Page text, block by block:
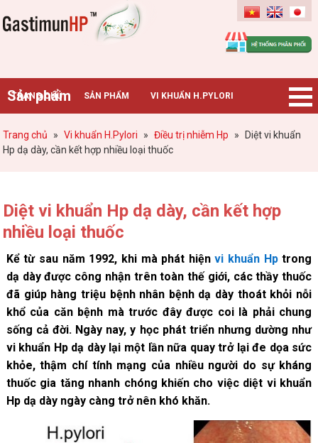
Gastimunhp
Sản phẩm
TRANG CHỦ SẢN PHẨM VI KHUẨN H.PYLORI
BỆNH DẠ DÀY TIN TỨC – SỰ KIỆN HƯỚNG DẪN MUA HÀNG
Trang chủ » Vi khuẩn H.Pylori » Điều trị nhiễm Hp »
Diệt vi khuẩn
Hp dạ dày, cần kết hợp nhiều loại thuốc
Diệt vi khuẩn Hp dạ dày, cần kết hợp
nhiều loại thuốc
Kể từ sau năm 1992, khi mà phát hiệnvi khuẩn Hptrong
dạ dày được công nhận trên toàn thế giới, các thầy thuốc
đã giúp hàng triệu bệnh nhân bệnh dạ dày thoát khỏi nỗi
khổ của căn bệnh mà trước đây được coi là phải chung
sống cả đời. Ngày nay, y học phát triển nhưng dường như
vi khuẩn Hp dạ dày lại một lần nữa quay trở lại đe dọa sức
khỏe, thậm chí tính mạng của nhiều người do sự kháng
thuốc gia tăng nhanh chóng khiến cho việc diệt vi khuẩn
Hp dạ dày ngày càng trở nên khó khăn.